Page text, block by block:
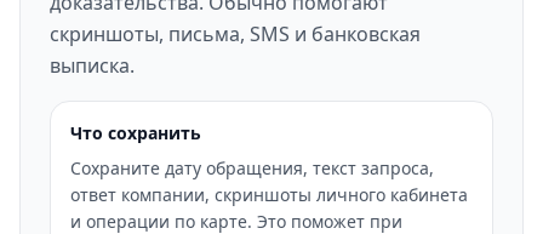
скриншоты, письма, SMS и банковская
выписка.
Что сохранить
Сохраните дату обращения, текст запроса,
ответ компании, скриншоты личного кабинета
и операции по карте. Это поможет при